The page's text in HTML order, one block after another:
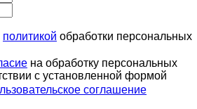
политикой обработки персональных
на обработку персональных
с установленной формой
соглашение